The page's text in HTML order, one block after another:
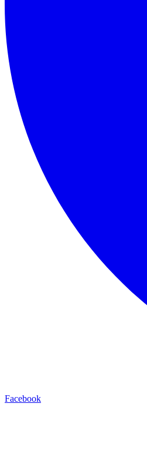
Facebook